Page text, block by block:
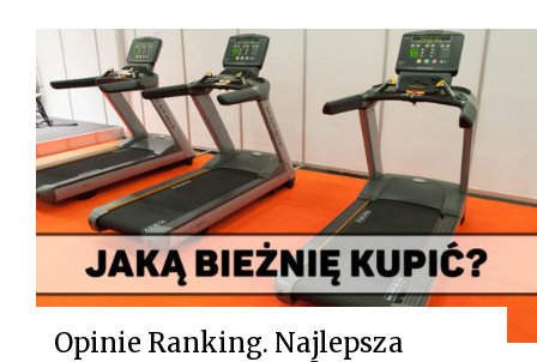
Opinie Ranking. Najlepsza